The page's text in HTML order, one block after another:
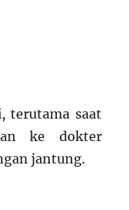
terutama saat
ke dokter
jantung.